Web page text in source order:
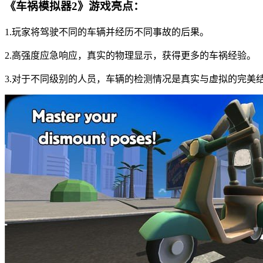
《车祸模拟器2》游戏亮点：
1.玩家将驾驶不同的车辆并经历不同事故的后果。
2.高强度应急响应，真实的物理显示，获得更多的车祸经验。
3.对于不同级别的人员，车辆的检测情况是真实与虚拟的完美